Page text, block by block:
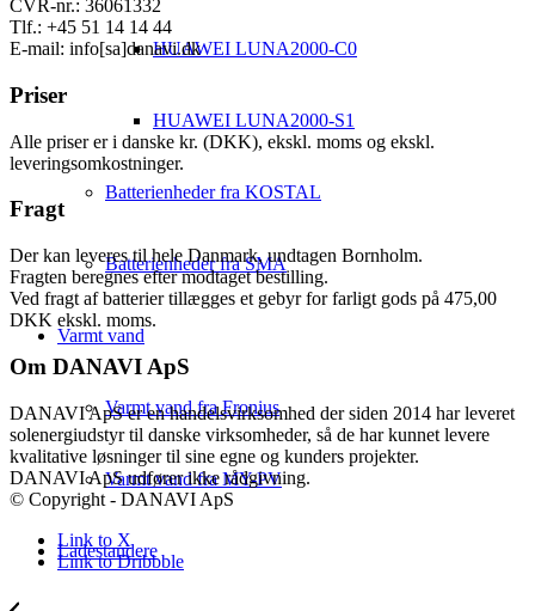
HUAWEI LUNA2000-C0
HUAWEI LUNA2000-S1
Batterienheder fra KOSTAL
Batterienheder fra SMA
Varmt vand
Varmt vand fra Fronius
Varmt vand fra MY-PV
Ladestandere
CVR-nr.: 36061332
Tlf.: +45 51 14 14 44
E-mail: info[sa]danavi.dk
Priser
Alle priser er i danske kr. (DKK), ekskl. moms og ekskl.
leveringsomkostninger.
Fragt
Der kan leveres til hele Danmark, undtagen Bornholm.
Fragten beregnes efter modtaget bestilling.
Ved fragt af batterier tillægges et gebyr for farligt gods på 475,00
DKK ekskl. moms.
Om DANAVI ApS
DANAVI ApS er en handelsvirksomhed der siden 2014 har leveret
solenergiudstyr til danske virksomheder, så de har kunnet levere
kvalitative løsninger til sine egne og kunders projekter.
DANAVI ApS udfører ikke rådgivning.
© Copyright - DANAVI ApS
Link to X
Link to Dribbble